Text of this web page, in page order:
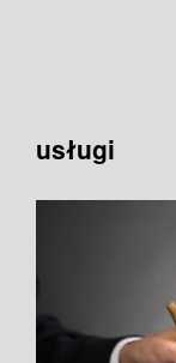
usługi